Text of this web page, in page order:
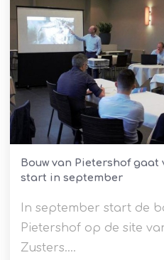
Bouw van Pietershof gaat
start in september
In september start de
Pietershof op de site
Zusters....